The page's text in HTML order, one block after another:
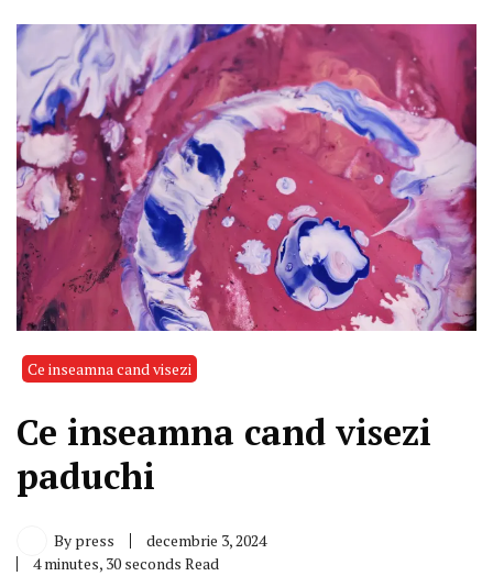
Ce inseamna cand visezi
Ce inseamna cand visezi
paduchi
By press
decembrie 3, 2024
4 minutes, 30 seconds Read